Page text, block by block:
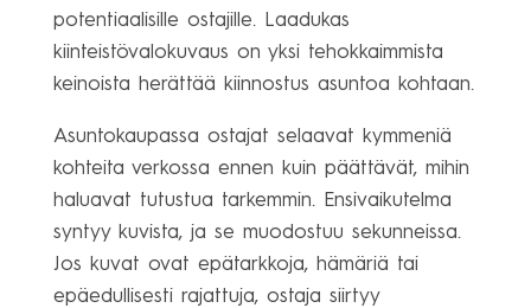
potentiaalisille ostajille. Laadukas
kiinteistövalokuvaus on yksi tehokkaimmista
keinoista herättää kiinnostus asuntoa kohtaan.
Asuntokaupassa ostajat selaavat kymmeniä
kohteita verkossa ennen kuin päättävät, mihin
haluavat tutustua tarkemmin. Ensivaikutelma
syntyy kuvista, ja se muodostuu sekunneissa.
Jos kuvat ovat epätarkkoja, hämäriä tai
epäedullisesti rajattuja, ostaja siirtyy